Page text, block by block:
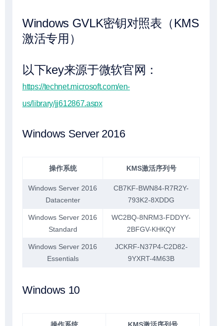
Windows GVLK密钥对照表（KMS
激活专用）
以下key来源于微软官网：
https://technet.microsoft.com/en-
us/library/jj612867.aspx⁠
Windows Server 2016
操作系统 KMS激活序列号
Windows Server 2016
Datacenter
CB7KF-BWN84-R7R2Y-
793K2-8XDDG
Windows Server 2016
Standard
WC2BQ-8NRM3-FDDYY-
2BFGV-KHKQY
Windows Server 2016
Essentials
JCKRF-N37P4-C2D82-
9YXRT-4M63B
Windows 10